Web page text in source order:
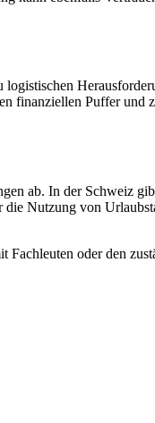
finanziellen Puffer und
ab. In der Schweiz
Nutzung von
oder den